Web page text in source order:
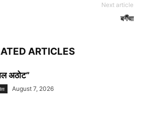
Next article
बगैँचा
ARTICLES
अठोट”
August 7, 2026